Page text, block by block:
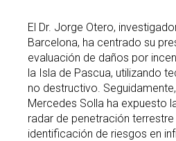
El Dr. Jorge Otero,
Barcelona, ha centrado su
evaluación de daños por
la Isla de Pascua, utilizando
no destructivo.
Mercedes Solla ha expuesto
radar de penetración
identificación de riesgos en